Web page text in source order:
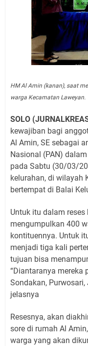
HM Al Amin (kanan), saat
warga Kecamatan Laweyan.
SOLO
kewajiban bagi
Al Amin, SE sebagai
Nasional (PAN)
pada Sabtu (30/03/
kelurahan, di wilayah
bertempat di Balai
Untuk itu dalam
mengumpulkan 400
kontituennya. Untuk
menjadi tiga kali
tujuan bisa
“Diantaranya mereka
Sondakan, Purwosari,
jelasnya
Resesnya, akan
sore di rumah Al
warga yang akan